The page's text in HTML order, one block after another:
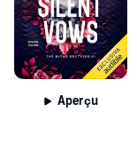
Aperçu